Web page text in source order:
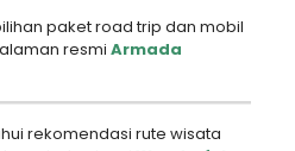
paket road trip dan mobil
resmi Armada
rekomendasi rute wisata